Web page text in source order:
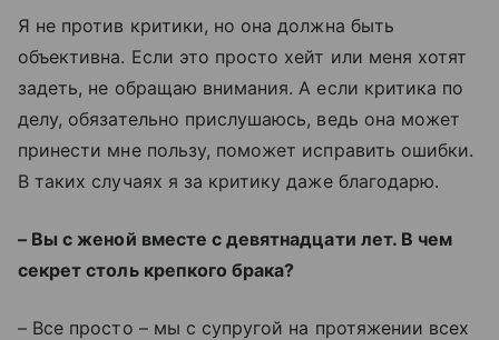
Я не против критики, но она должна быть
объективна. Если это просто хейт или меня хотят
задеть, не обращаю внимания. А если критика по
делу, обязательно прислушаюсь, ведь она может
принести мне пользу, поможет исправить ошибки.
В таких случаях я за критику даже благодарю.
– Вы с женой вместе с девятнадцати лет. В чем
секрет столь крепкого брака?
– Все просто – мы с супругой на протяжении всех